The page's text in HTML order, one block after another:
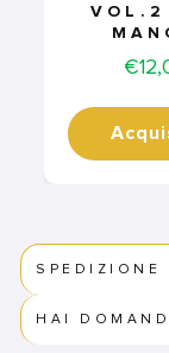
Price
SPEDIZIONE
HAI